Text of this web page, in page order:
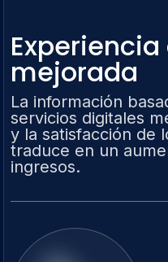
mejorada
La información
servicios digitales
y la satisfacción de
traduce en un
ingresos.